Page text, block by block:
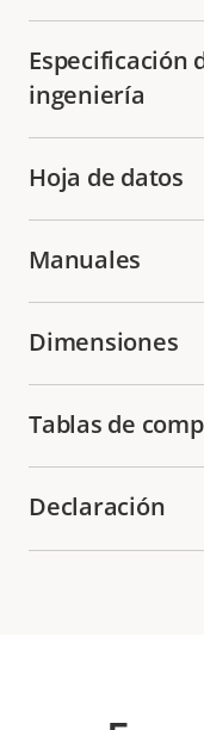
Especificación
ingeniería
Hoja de datos
Manuales
Dimensiones
Tablas de
Declaración